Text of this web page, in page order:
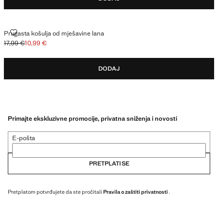
Prugasta košulja od mješavine lana
PRUGASTA KOŠULJA OD MJEŠAVINE LANA
Početna cijena prekrižena [17,99 € ]
17,99 €
Trenutačna cijena [10,99 € ]
10,99 €
DODAJ
Primajte ekskluzivne promocije, privatna sniženja i novosti
E-pošta
PRETPLATI SE
Pretplatom potvrđujete da ste pročitali Pravila o zaštiti privatnosti .